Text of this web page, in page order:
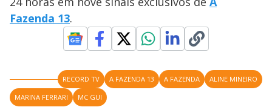
V
i
d
o
Fazenda 13.
RECORD TV A FAZENDA 13 A FAZENDA
ALINE MINEIRO
MARINA FERRARI
MC GUI